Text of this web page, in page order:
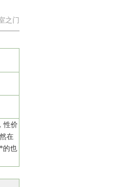
之门
性价
在
的也